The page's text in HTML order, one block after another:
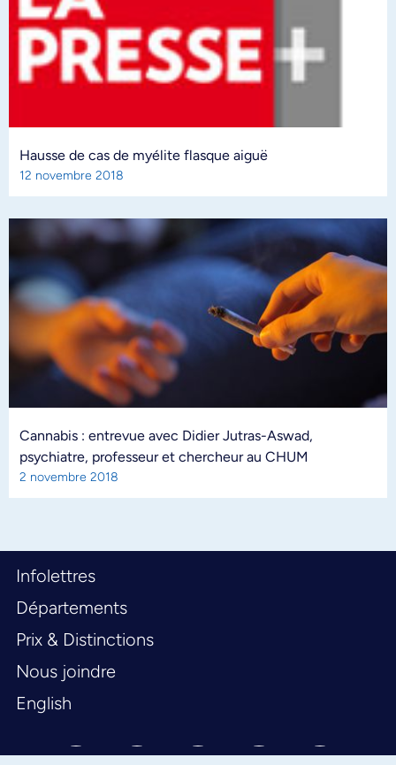
Hausse de cas de myélite flasque aiguë
12 novembre 2018
Cannabis : entrevue avec Didier Jutras-Aswad,
psychiatre, professeur et chercheur au CHUM
2 novembre 2018
Infolettres
Départements
Prix & Distinctions
Nous joindre
English